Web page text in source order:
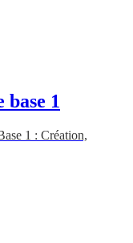
1
1 : Création,